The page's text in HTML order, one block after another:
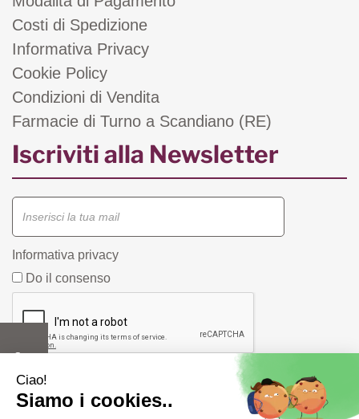
Costi di Spedizione
Informativa Privacy
Cookie Policy
Condizioni di Vendita
Farmacie di Turno a Scandiano (RE)
Iscriviti alla Newsletter
Informativa privacy
Do il consenso